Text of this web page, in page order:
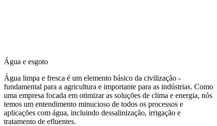
Água e esgoto
Água limpa e fresca é um elemento básico da civilização -
fundamental para a agricultura e importante para as indústrias. Como
uma empresa focada em otimizar as soluções de clima e energia, nós
temos um entendimento minucioso de todos os processos e
aplicações com água, incluindo dessalinização, irrigação e
tratamento de efluentes.